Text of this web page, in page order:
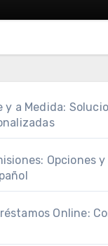
y a Medida:
Opciones
Online: